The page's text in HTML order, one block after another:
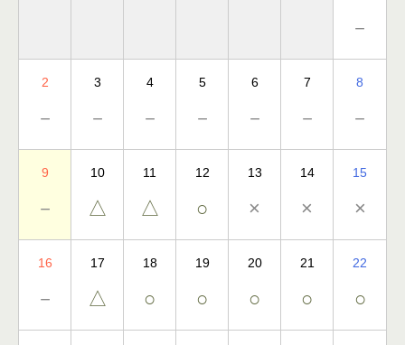
－
2
－
3
－
4
－
5
－
6
－
7
－
8
－
9
－
10
△
11
△
12
○
13
×
14
×
15
×
16
－
17
△
18
○
19
○
20
○
21
○
22
○